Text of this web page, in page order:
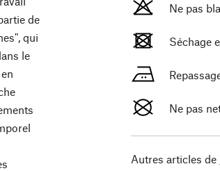
de
qui
le
Ne pas
Séchage
Ne pas
Autres articles de